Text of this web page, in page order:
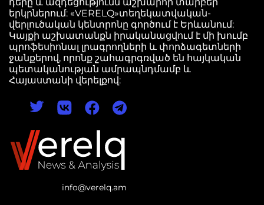
info@verelq.am
երկրներում: «VERELQ»տեղեկատվական-
վերլուծական կենտրոնը գործում է Երևանում:
Կայքի աշխատանքն իրականացվում է մի խումբ
պրոֆեսիոնալ լրագրողների և փորձագետների
ջանքերով, որոնք շահագրգռված են հայկական
պետականության ամրապնդմամբ և
Հայաստանի վերելքով: